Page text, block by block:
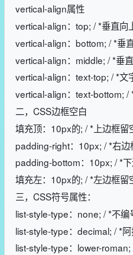
vertical-align属性
vertical-align：top; / *垂直向
vertical-align：bottom; / *垂
vertical-align：middle; / *垂
vertical-align：text-top; / *文
vertical-align：text-bottom; /
二，CSS边框空白
填充顶：10px的; / *上边框留
padding-right：10px; / *右边
padding-bottom：10px; / *
填充左：10px的; / *左边框留
三，CSS符号属性：
list-style-type：none; / *不编
list-style-type：decimal; / *
list-style-type：lower-